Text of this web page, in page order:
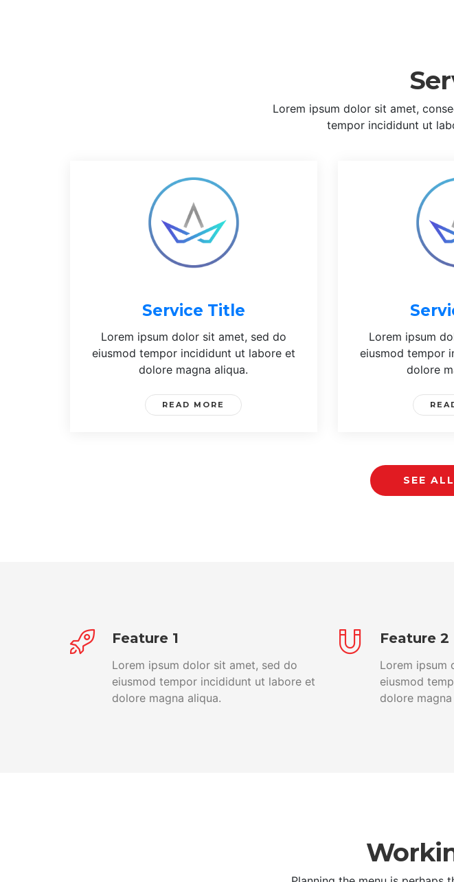
Lorem ipsum dolor sit amet,
tempor incididunt ut
Service Title
Lorem ipsum dolor sit amet, sed do
eiusmod tempor incididunt ut labore et
dolore magna aliqua.
READ MORE
Lorem ipsum
eiusmod tempor
dolore
SEE
Feature 1
Lorem ipsum dolor sit amet, sed do
eiusmod tempor incididunt ut labore et
dolore magna aliqua.
Feature 2
Lorem ipsum
eiusmod
dolore